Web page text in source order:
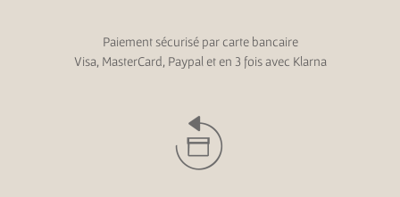
Paiement sécurisé par carte bancaire
Visa, MasterCard, Paypal et en 3 fois avec Klarna